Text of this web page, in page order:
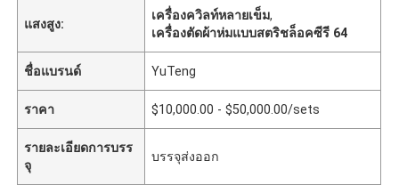
แสงสูง:
เครื่องควิลท์หลายเข็ม,
เครื่องตัดผ้าห่มแบบสตริชล็อคซีรี 64
ชื่อแบรนด์ YuTeng
ราคา $10,000.00 - $50,000.00/sets
รายละเอียดการบรร
จุ
บรรจุส่งออก